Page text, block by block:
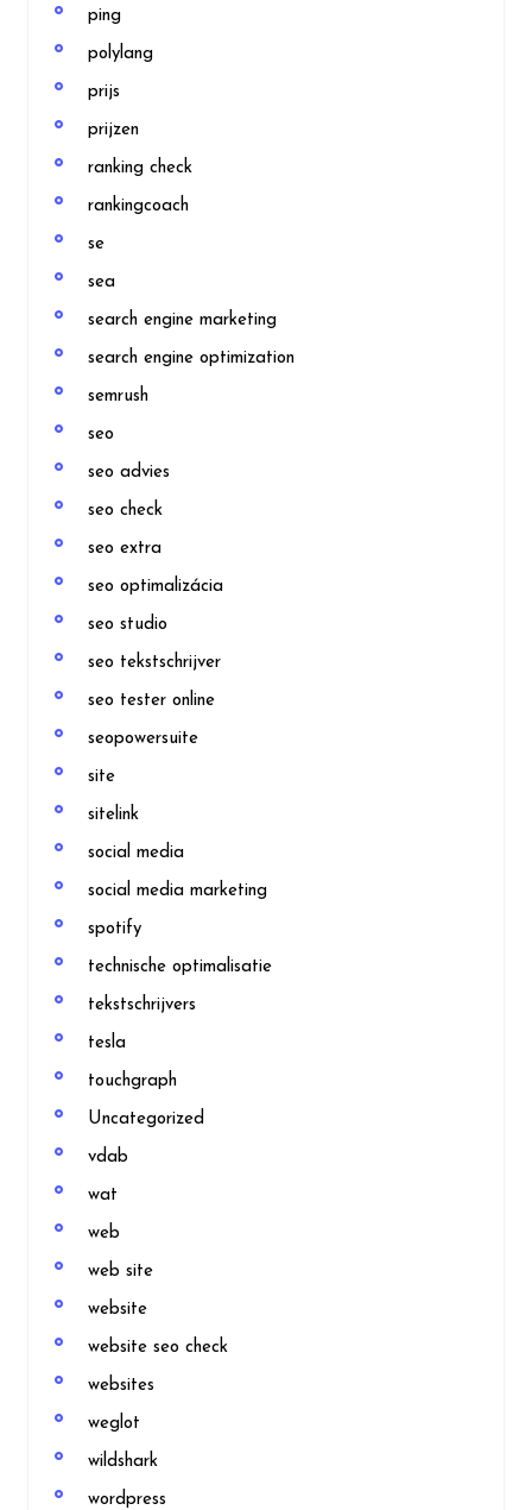
ping
polylang
prijs
prijzen
ranking check
rankingcoach
se
sea
search engine marketing
search engine optimization
semrush
seo
seo advies
seo check
seo extra
seo optimalizácia
seo studio
seo tekstschrijver
seo tester online
seopowersuite
site
sitelink
social media
social media marketing
spotify
technische optimalisatie
tekstschrijvers
tesla
touchgraph
Uncategorized
vdab
wat
web
web site
website
website seo check
websites
weglot
wildshark
wordpress